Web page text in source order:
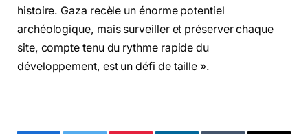
histoire. Gaza recèle un énorme potentiel
archéologique, mais surveiller et préserver chaque
site, compte tenu du rythme rapide du
développement, est un défi de taille ».